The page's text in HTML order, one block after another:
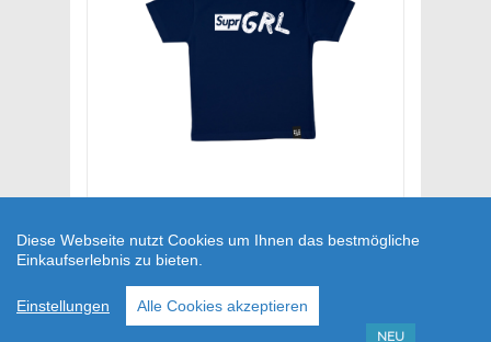
#SUPRGRL
29,90 €
NEU
Diese Webseite nutzt Cookies um Ihnen das bestmögliche
Einkaufserlebnis zu bieten.
Einstellungen Alle Cookies akzeptieren